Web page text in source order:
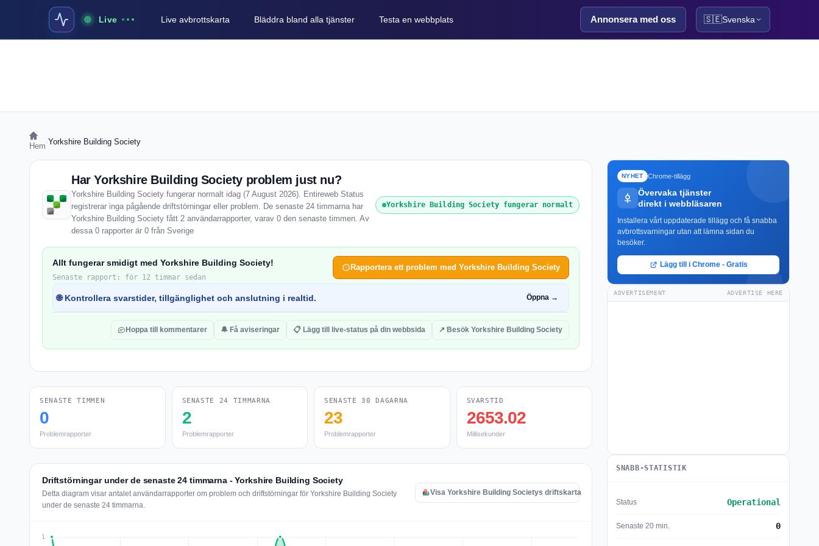
Live Live avbrottskarta Bläddra bland alla tjänster Testa en webbplats Annonsera med oss 🇸🇪Svenska
Hem Yorkshire Building Society
Har Yorkshire Building Society problem just nu?
Yorkshire Building Society fungerar normalt idag (7 August 2026). Entireweb Status
registrerar inga pågående driftstörningar eller problem. De senaste 24 timmarna har
Yorkshire Building Society fått 2 användarrapporter, varav 0 den senaste timmen. Av
dessa 0 rapporter är 0 från Sverige
Yorkshire Building Society fungerar normalt
Allt fungerar smidigt med Yorkshire Building Society!
Senaste rapport: för 12 timmar sedan
Rapportera ett problem med Yorkshire Building Society
🌐 Kontrollera svarstider, tillgänglighet och anslutning i realtid. Öppna →
Hoppa till kommentarer 🔔 Få aviseringar 📋 Lägg till live-status på din webbsida ↗ Besök Yorkshire Building Society
SENASTE TIMMEN
0
Problemrapporter
SENASTE 24 TIMMARNA
2
Problemrapporter
SENASTE 30 DAGARNA
23
Problemrapporter
SVARSTID
2653.02
Millisekunder
Driftstörningar under de senaste 24 timmarna - Yorkshire Building Society
Detta diagram visar antalet användarrapporter om problem och driftstörningar för Yorkshire Building Society
under de senaste 24 timmarna.
Visa Yorkshire Building Societys driftskarta
NYHET Chrome-tillägg
Övervaka tjänster
direkt i webbläsaren
Installera vårt uppdaterade tillägg och få snabba
avbrottsvarningar utan att lämna sidan du
besöker.
Lägg till i Chrome - Gratis
ADVERTISEMENT ADVERTISE HERE
SNABB-STATISTIK
Status Operational
Senaste 20 min. 0